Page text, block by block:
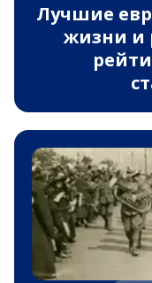
Лучшие
жизни и